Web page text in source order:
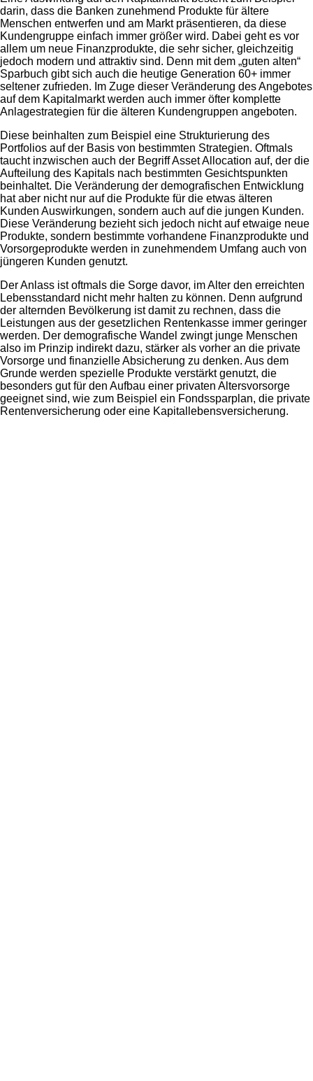
darin, dass die Banken zunehmend Produkte für ältere
Menschen entwerfen und am Markt präsentieren, da diese
Kundengruppe einfach immer größer wird. Dabei geht es vor
allem um neue Finanzprodukte, die sehr sicher, gleichzeitig
jedoch modern und attraktiv sind. Denn mit dem „guten alten“
Sparbuch gibt sich auch die heutige Generation 60+ immer
seltener zufrieden. Im Zuge dieser Veränderung des Angebotes
auf dem Kapitalmarkt werden auch immer öfter komplette
Anlagestrategien für die älteren Kundengruppen angeboten.
Diese beinhalten zum Beispiel eine Strukturierung des
Portfolios auf der Basis von bestimmten Strategien. Oftmals
taucht inzwischen auch der Begriff Asset Allocation auf, der die
Aufteilung des Kapitals nach bestimmten Gesichtspunkten
beinhaltet. Die Veränderung der demografischen Entwicklung
hat aber nicht nur auf die Produkte für die etwas älteren
Kunden Auswirkungen, sondern auch auf die jungen Kunden.
Diese Veränderung bezieht sich jedoch nicht auf etwaige neue
Produkte, sondern bestimmte vorhandene Finanzprodukte und
Vorsorgeprodukte werden in zunehmendem Umfang auch von
jüngeren Kunden genutzt.
Der Anlass ist oftmals die Sorge davor, im Alter den erreichten
Lebensstandard nicht mehr halten zu können. Denn aufgrund
der alternden Bevölkerung ist damit zu rechnen, dass die
Leistungen aus der gesetzlichen Rentenkasse immer geringer
werden. Der demografische Wandel zwingt junge Menschen
also im Prinzip indirekt dazu, stärker als vorher an die private
Vorsorge und finanzielle Absicherung zu denken. Aus dem
Grunde werden spezielle Produkte verstärkt genutzt, die
besonders gut für den Aufbau einer privaten Altersvorsorge
geeignet sind, wie zum Beispiel ein Fondssparplan, die private
Rentenversicherung oder eine Kapitallebensversicherung.